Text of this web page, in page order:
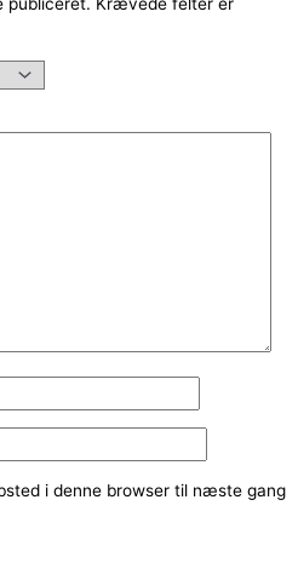
i denne browser til næste gang